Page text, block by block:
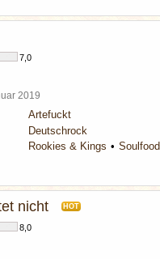
7,0
2019
Artefuckt
Deutschrock
Rookies & Kings Soulfood
nicht HOT
8,0